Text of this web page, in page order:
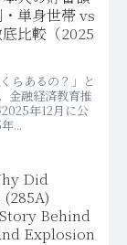
単身世帯 vs
比較（2025
らあるの？」と
金融経済教育推
年12月に公
...
Did
Behind
Explosion